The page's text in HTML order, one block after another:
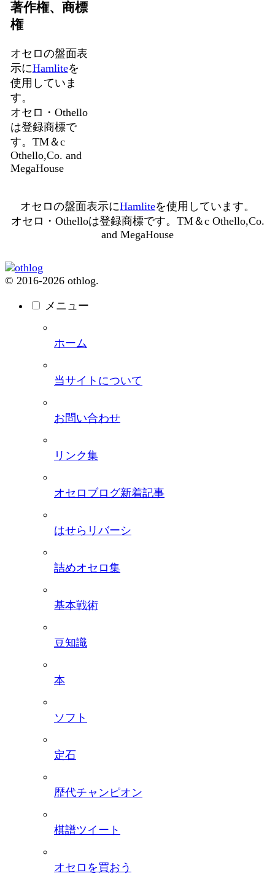
著作権、商標
権
オセロの盤面表
示にHamliteを
使用していま
す。
オセロ・Othello
は登録商標で
す。TM＆c
Othello,Co. and
MegaHouse
オセロの盤面表示にHamliteを使用しています。
オセロ・Othelloは登録商標です。TM＆c Othello,Co.
and MegaHouse
© 2016-2026 othlog.
メニュー
ホーム
当サイトについて
お問い合わせ
リンク集
オセロブログ新着記事
はせらリバーシ
詰めオセロ集
基本戦術
豆知識
本
ソフト
定石
歴代チャンピオン
棋譜ツイート
オセロを買おう